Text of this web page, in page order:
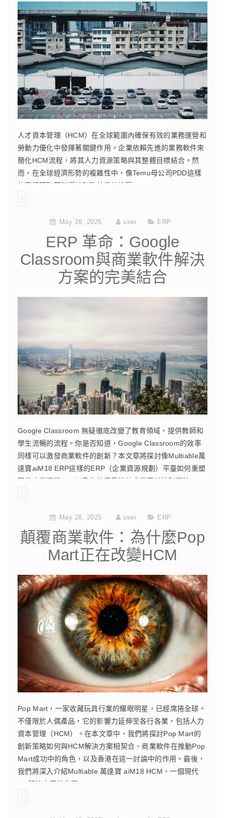
人才資本管理（HCM）在全球範圍內確保有效的業務運營和
勞動力優化中發揮著關鍵作用。企業依賴先進的業務軟件來
簡化HCM流程，將其人力資源策略與其整體目標結合。然
而，在全球經濟形勢的複雜性中，像Temu母公司PDD這樣
的實體面臨著影響其財務前景的挑戰。
May 28, 2025
user ERP
ERP 革命：Google
Classroom與商業軟件解決
方案的完美結合
Google Classroom 無疑徹底改變了教育領域，提供教師和
學生流暢的流程。你是否知道，Google Classroom的效率
同樣可以激發商業軟件的創新？本文章將探討像Multiable萬
達寶aiM18 ERP這樣的ERP（企業資源規劃）平臺如何重塑
現代商業運營——以及為什麼香港的企業應該特別關注。
May 28, 2025
user ERP
顛覆商業軟件：為什麼Pop
Mart正在改變HCM
Pop Mart，一家收藏玩具行業的耀眼明星，已經席捲全球。
不僅限於人偶產品，它的影響力延伸至各行各業，包括人力
資本管理（HCM）。在本文章中，我們將探討Pop Mart的
創新策略如何與HCM解決方案相契合、商業軟件在推動Pop
Mart成功中的角色，以及香港在這一討論中的作用。最後，
我們將深入介紹Multiable 萬達寶 aiM18 HCM，一個現代
HR解決方案的先驅。